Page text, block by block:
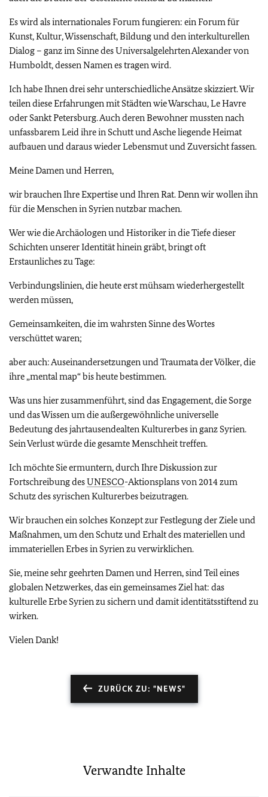
Es wird als internationales Forum fungieren: ein Forum für
Kunst, Kultur, Wissenschaft, Bildung und den interkulturellen
Dialog – ganz im Sinne des Universalgelehrten Alexander von
Humboldt, dessen Namen es tragen wird.
Ich habe Ihnen drei sehr unterschiedliche Ansätze skizziert. Wir
teilen diese Erfahrungen mit Städten wie Warschau, Le Havre
oder Sankt Petersburg. Auch deren Bewohner mussten nach
unfassbarem Leid ihre in Schutt und Asche liegende Heimat
aufbauen und daraus wieder Lebensmut und Zuversicht fassen.
Meine Damen und Herren,
wir brauchen Ihre Expertise und Ihren Rat. Denn wir wollen ihn
für die Menschen in Syrien nutzbar machen.
Wer wie die Archäologen und Historiker in die Tiefe dieser
Schichten unserer Identität hinein gräbt, bringt oft
Erstaunliches zu Tage:
Verbindungslinien, die heute erst mühsam wiederhergestellt
werden müssen,
Gemeinsamkeiten, die im wahrsten Sinne des Wortes
verschüttet waren;
aber auch: Auseinandersetzungen und Traumata der Völker, die
ihre „mental map“ bis heute bestimmen.
Was uns hier zusammenführt, sind das Engagement, die Sorge
und das Wissen um die außergewöhnliche universelle
Bedeutung des jahrtausendealten Kulturerbes in ganz Syrien.
Sein Verlust würde die gesamte Menschheit treffen.
Ich möchte Sie ermuntern, durch Ihre Diskussion zur
Fortschreibung desUNESCO-Aktionsplans von 2014 zum
Schutz des syrischen Kulturerbes beizutragen.
Wir brauchen ein solches Konzept zur Festlegung der Ziele und
Maßnahmen, um den Schutz und Erhalt des materiellen und
immateriellen Erbes in Syrien zu verwirklichen.
Sie, meine sehr geehrten Damen und Herren, sind Teil eines
globalen Netzwerkes, das ein gemeinsames Ziel hat: das
kulturelle Erbe Syrien zu sichern und damit identitätsstiftend zu
wirken.
Vielen Dank!
ZURÜCK ZU: "NEWS"
Verwandte Inhalte